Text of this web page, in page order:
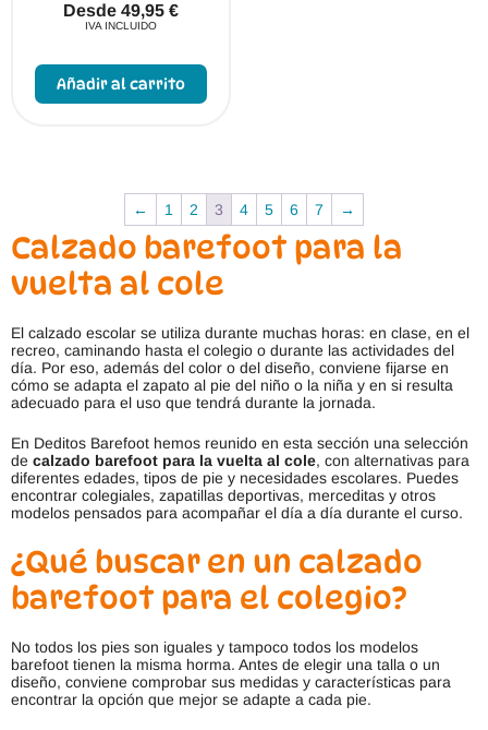
Desde 49,95 €
IVA INCLUIDO
Añadir al carrito
pueden
elegir
en
la
página
de
producto
← 1 2 3 4 5 6 7 →
Calzado barefoot para la
vuelta al cole
El calzado escolar se utiliza durante muchas horas: en clase, en el
recreo, caminando hasta el colegio o durante las actividades del
día. Por eso, además del color o del diseño, conviene fijarse en
cómo se adapta el zapato al pie del niño o la niña y en si resulta
adecuado para el uso que tendrá durante la jornada.
En Deditos Barefoot hemos reunido en esta sección una selección
de calzado barefoot para la vuelta al cole, con alternativas para
diferentes edades, tipos de pie y necesidades escolares. Puedes
encontrar colegiales, zapatillas deportivas, merceditas y otros
modelos pensados para acompañar el día a día durante el curso.
¿Qué buscar en un calzado
barefoot para el colegio?
No todos los pies son iguales y tampoco todos los modelos
barefoot tienen la misma horma. Antes de elegir una talla o un
diseño, conviene comprobar sus medidas y características para
encontrar la opción que mejor se adapte a cada pie.